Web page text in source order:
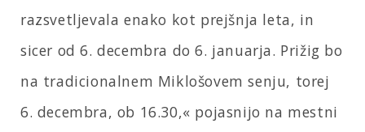
razsvetljevala enako kot prejšnja leta, in
sicer od 6. decembra do 6. januarja. Prižig bo
na tradicionalnem Miklošovem senju, torej
6. decembra, ob 16.30,« pojasnijo na mestni